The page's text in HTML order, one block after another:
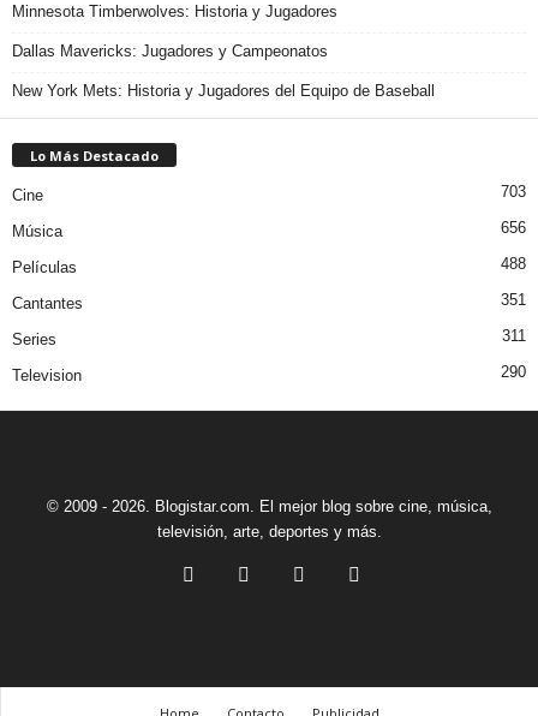
Minnesota Timberwolves: Historia y Jugadores
Dallas Mavericks: Jugadores y Campeonatos
New York Mets: Historia y Jugadores del Equipo de Baseball
Lo Más Destacado
Cine 703
Música 656
Películas 488
Cantantes 351
Series 311
Television 290
© 2009 - 2026. Blogistar.com. El mejor blog sobre cine, música,
televisión, arte, deportes y más.